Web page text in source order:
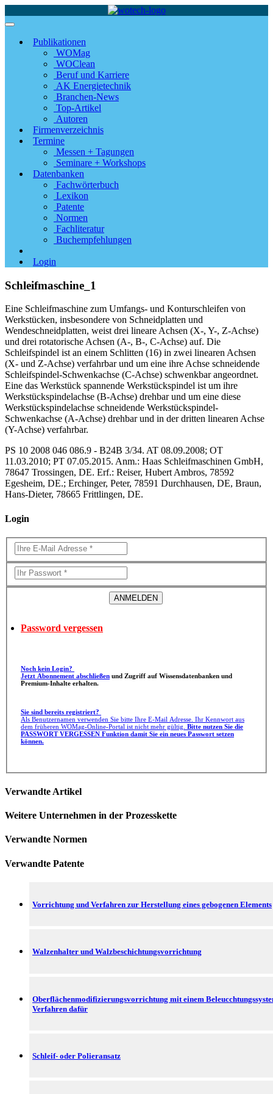
Publikationen
WOMag
WOClean
Beruf und Karriere
AK Energietechnik
Branchen-News
Top-Artikel
Autoren
Firmenverzeichnis
Termine
Messen + Tagungen
Seminare + Workshops
Datenbanken
Fachwörterbuch
Lexikon
Patente
Normen
Fachliteratur
Buchempfehlungen
Login
Schleifmaschine_1
Eine Schleifmaschine zum Umfangs- und Konturschleifen von
Werkstücken, insbesondere von Schneidplatten und
Wendeschneidplatten, weist drei lineare Achsen (X-, Y-, Z-Achse)
und drei rotatorische Achsen (A-, B-, C-Achse) auf. Die
Schleifspindel ist an einem Schlitten (16) in zwei linearen Achsen
(X- und Z-Achse) verfahrbar und um eine ihre Achse schneidende
Schleifspindel-Schwenkachse (C-Achse) schwenkbar angeordnet.
Eine das Werkstück spannende Werkstückspindel ist um ihre
Werkstückspindelachse (B-Achse) drehbar und um eine diese
Werkstückspindelachse schneidende Werkstückspindel-
Schwenkachse (A-Achse) drehbar und in der dritten linearen Achse
(Y-Achse) verfahrbar.
PS 10 2008 046 086.9 - B24B 3/34. AT 08.09.2008; OT
11.03.2010; PT 07.05.2015. Anm.: Haas Schleifmaschinen GmbH,
78647 Trossingen, DE. Erf.: Reiser, Hubert Ambros, 78592
Egesheim, DE.; Erchinger, Peter, 78591 Durchhausen, DE, Braun,
Hans-Dieter, 78665 Frittlingen, DE.
Login
Password vergessen
Noch kein Login?
Jetzt Abonnement abschließen
Premium-Inhalte erhalten.
Sie sind bereits registriert?
Als Benutzernamen verwenden Sie bitte Ihre E-Mail Adresse. Ihr Kennwort aus
dem früheren WOMag-Online-Portal ist nicht mehr gültig. Bitte nutzen Sie die
PASSWORT VERGESSEN Funktion damit Sie ein neues Passwort setzen
können.
Verwandte Artikel
Weitere Unternehmen in der Prozesskette
Verwandte Normen
Verwandte Patente
Vorrichtung und Verfahren zur Herstellung eines gebogenen Elements
Walzenhalter und Walzbeschichtungsvorrichtung
Oberflächenmodifizierungsvorrichtung mit einem
Verfahren dafür
Schleif- oder Polieransatz